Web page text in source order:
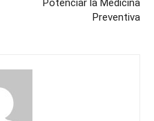
Potenciar la Medicina
Preventiva